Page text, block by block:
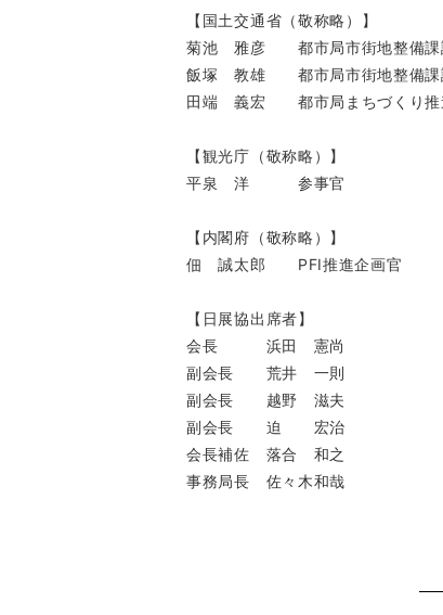
【国土交通省（敬称略）】
菊池 雅彦 都市局市街地整備課
飯塚 教雄 都市局市街地整備課
田端 義宏 都市局まちづくり推
【観光庁（敬称略）】
平泉 洋 参事官
【内閣府（敬称略）】
佃 誠太郎 PFI推進企画官
【日展協出席者】
会長 浜田 憲尚
副会長 荒井 一則
副会長 越野 滋夫
副会長 迫 宏治
会長補佐 落合 和之
事務局長 佐々木和哉